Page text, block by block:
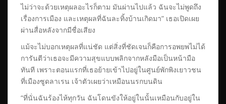
ไม่ว่าจะด้วยเหตุผลอะไรก็ตาม มันผ่านไปแล้ว ฉันจะไม่พูดถึง
เรื่องการเมือง และเหตุผลที่ฉันละทิ้งบ้านเกิดมา” เธอเปิดเผย
ผ่านสื่อหลังจากมีชื่อเสียง
แม้จะไม่บอกเหตุผลที่แน่ชัด แต่สิ่งที่ชัดเจนก็คือการอพยพไม่ได้
การันตีว่าเธอจะมีความสุขแบบพลิกจากหลังมือเป็นหน้ามือ
ทันที เพราะตอนแรกที่เธอย้ายเข้าไปอยู่ในศูนย์พักพิงเยาวชน
ที่เมืองซูดลาเรน เจ้าตัวเผยว่าเหมือนนรกบนดิน
“ที่นั่นฉันร้องไห้ทุกวัน ฉันโดนขังให้อยู่ในนั้นเหมือนกับอยู่ใน